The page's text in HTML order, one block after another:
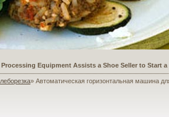
Equipment Assists a Shoe Seller to Start
» Автоматическая горизонтальная машина